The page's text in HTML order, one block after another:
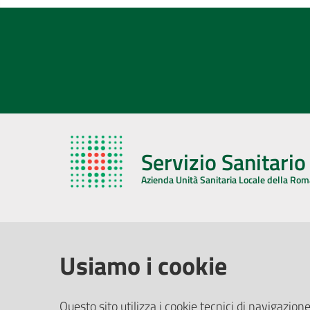
Servizio
Azienda Unità Sanitaria Locale della
Usiamo i cookie
Questo sito utilizza i cookie tecnici di